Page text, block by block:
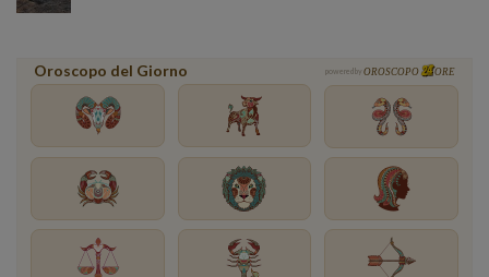
Oroscopo del Giorno powered by OROSCOPO ORE